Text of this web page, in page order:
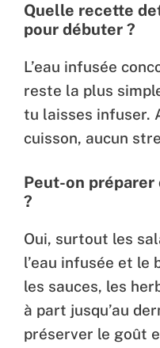
Quelle recette
pour débuter ?
L’eau infusée
reste la plus
tu laisses infuser.
cuisson, aucun
Peut-on préparer
?
Oui, surtout les
l’eau infusée et le
les sauces, les
à part jusqu’au
préserver le goût